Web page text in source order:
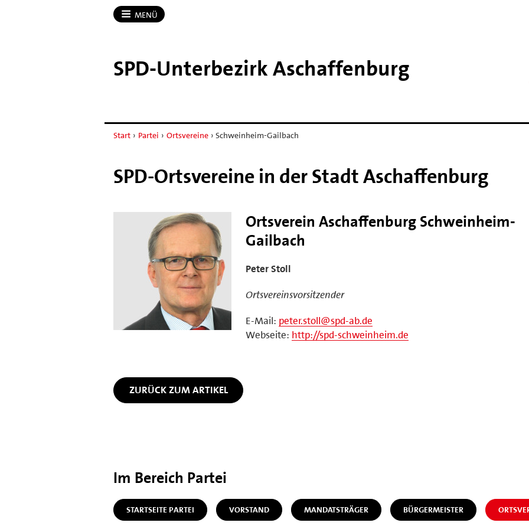
MENÜ
SPD-​Unterbezirk Aschaffenburg
Start › Partei › Ortsvereine › Schweinheim-Gailbach
SPD-Ortsvereine in der Stadt Aschaffenburg
Ortsverein Aschaffenburg Schweinheim-
Gailbach
Peter Stoll
Ortsvereinsvorsitzender
E-Mail: peter.stoll@spd-ab.de
Webseite: http://spd-schweinheim.de
ZURÜCK ZUM ARTIKEL
Im Bereich Partei
STARTSEITE PARTEI VORSTAND MANDATSTRÄGER BÜRGERMEISTER